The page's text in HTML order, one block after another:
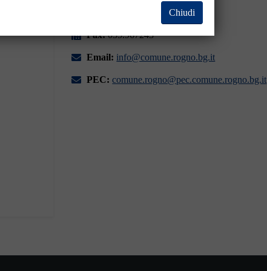
Fax:035.967243
Email: info@comune.rogno.bg.it
PEC: comune.rogno@pec.comune.rogno.bg.it
Chiudi